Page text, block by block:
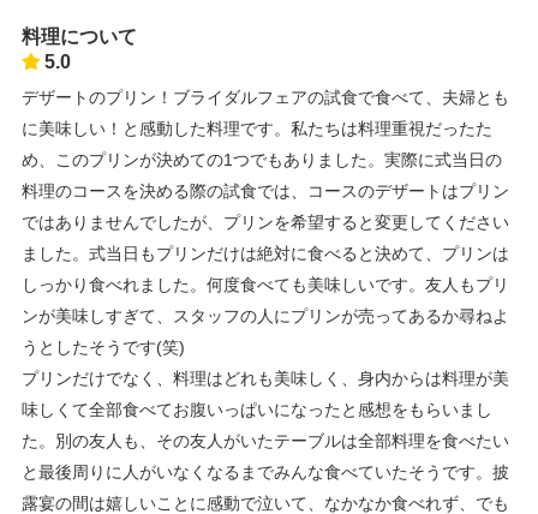
料理について
5.0
デザートのプリン！ブライダルフェアの試食で食べて、夫婦とも
に美味しい！と感動した料理です。私たちは料理重視だったた
め、このプリンが決めての1つでもありました。実際に式当日の
料理のコースを決める際の試食では、コースのデザートはプリン
ではありませんでしたが、プリンを希望すると変更してください
ました。式当日もプリンだけは絶対に食べると決めて、プリンは
しっかり食べれました。何度食べても美味しいです。友人もプリ
ンが美味しすぎて、スタッフの人にプリンが売ってあるか尋ねよ
うとしたそうです(笑)
プリンだけでなく、料理はどれも美味しく、身内からは料理が美
味しくて全部食べてお腹いっぱいになったと感想をもらいまし
た。別の友人も、その友人がいたテーブルは全部料理を食べたい
と最後周りに人がいなくなるまでみんな食べていたそうです。披
露宴の間は嬉しいことに感動で泣いて、なかなか食べれず、でも